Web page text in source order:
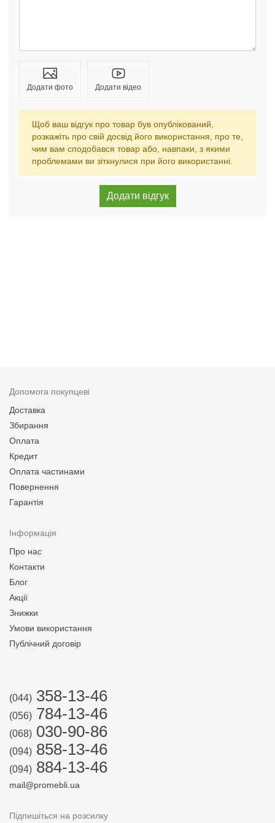
Додати фото Додати відео
Щоб ваш відгук про товар був опублікований,
розкажіть про свій досвід його використання, про те,
чим вам сподобався товар або, навпаки, з якими
проблемами ви зіткнулися при його використанні.
Допомога покупцеві
Доставка
Збирання
Оплата
Кредит
Оплата частинами
Повернення
Гарантія
Інформація
Про нас
Контакти
Блог
Акції
Знижки
Умови використання
Публічний договір
(044) 358-13-46
(056) 784-13-46
(068) 030-90-86
(094) 858-13-46
(094) 884-13-46
mail@promebli.ua
Підпишіться на розсилку